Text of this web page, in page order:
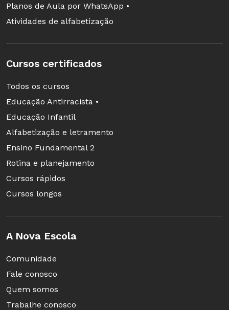
Plano de atividade: Criação de manuais de jogos
Atividade para crianças pequenas (4 anos a 6 anos e 2
meses) - pré-escola
Plano de atividade: Utilizando dados nos jogos de percurso
Planos de Aula por WhatsApp •
Atividades de alfabetização
Cursos certificados
Todos os cursos
Educação Antirracista •
Educação Infantil
Alfabetização e letramento
Ensino Fundamental 2
Rotina e planejamento
Cursos rápidos
Cursos longos
A Nova Escola
Comunidade
Fale conosco
Quem somos
Trabalhe conosco